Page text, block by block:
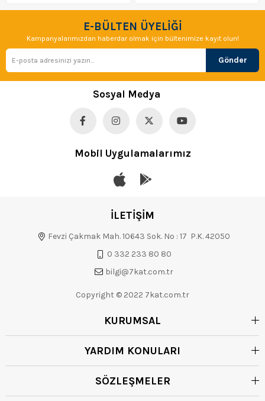
E-BÜLTEN ÜYELİĞİ
Kampanyalarımızdan haberdar olmak için bültenimize kayıt olun!
Gönder
Sosyal Medya
Mobil Uygulamalarımız
İLETİŞİM
Fevzi Çakmak Mah. 10643 Sok. No : 17 P.K. 42050
0 332 233 80 80
bilgi@7kat.com.tr
Copyright © 2022 7kat.com.tr
KURUMSAL
YARDIM KONULARI
SÖZLEŞMELER